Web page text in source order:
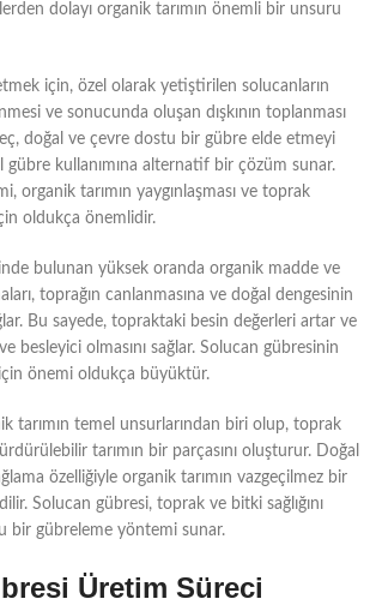
dolayı organik tarımın önemli bir unsuru
için, özel olarak yetiştirilen solucanların
ve sonucunda oluşan dışkının toplanması
doğal ve çevre dostu bir gübre elde etmeyi
gübre kullanımına alternatif bir çözüm sunar.
organik tarımın yaygınlaşması ve toprak
oldukça önemlidir.
bulunan yüksek oranda organik madde ve
toprağın canlanmasına ve doğal dengesinin
Bu sayede, topraktaki besin değerleri artar ve
besleyici olmasını sağlar. Solucan gübresinin
önemi oldukça büyüktür.
tarımın temel unsurlarından biri olup, toprak
tarımın bir parçasını oluşturur. Doğal
özelliğiyle organik tarımın vazgeçilmez bir
Solucan gübresi, toprak ve bitki sağlığını
bir gübreleme yöntemi sunar.
Üretim Süreci